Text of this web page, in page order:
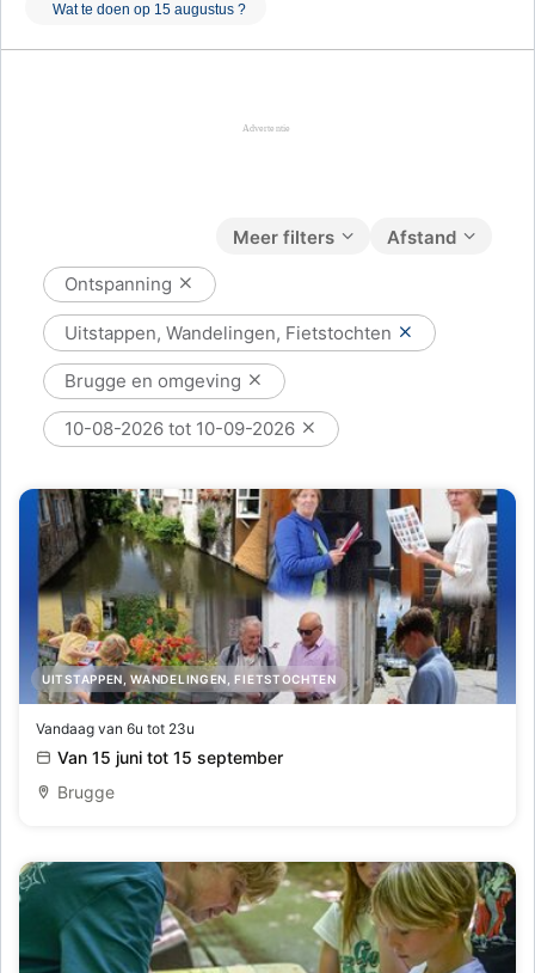
Wat te doen op 15 augustus ?
Afstand
Meer filters
Ontspanning
Uitstappen, Wandelingen, Fietstochten
Brugge en omgeving
10-08-2026 tot 10-09-2026
UITSTAPPEN, WANDELINGEN, FIETSTOCHTEN
Fotozoektocht 'Ogen open, een blik vertelt'
Vandaag van 6u tot 23u
Van 15 juni tot 15 september
Brugge